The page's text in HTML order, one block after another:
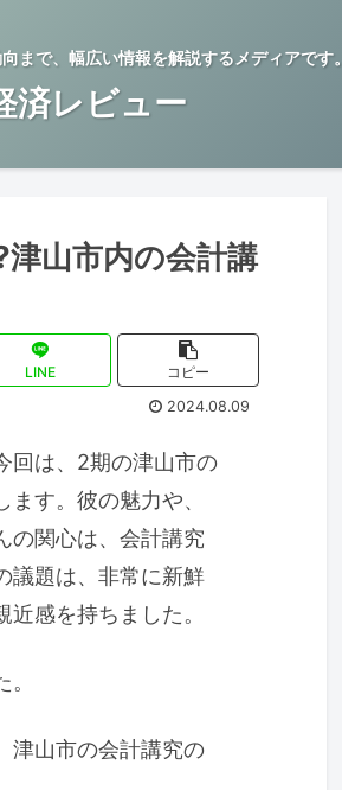
まで、幅広い情報を解説するメディアです。
済レビュー
山市内の会計講
LINE
コピー
2024.08.09
回は、2期の津山市の
す。彼の魅力や、
の関心は、会計講究
議題は、非常に新鮮
感を持ちました。
津山市の会計講究の